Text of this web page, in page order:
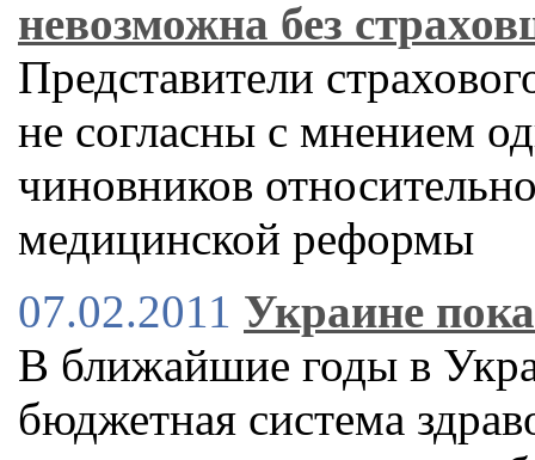
невозможна без
Представители
не согласны с мнением
чиновников
медицинской реформы
07.02.2011 Украине
В ближайшие годы в
бюджетная система